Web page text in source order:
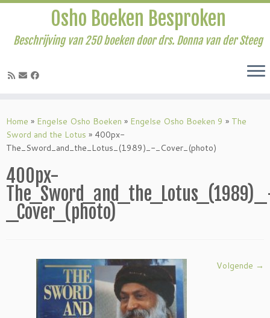
naar
inhoud
Osho Boeken Besproken
Beschrijving van 250 boeken door drs. Donna van der Steeg
Home » Engelse Osho Boeken » Engelse Osho Boeken 9 » The
Sword and the Lotus » 400px-
The_Sword_and_the_Lotus_(1989)_-_Cover_(photo)
400px-
_Cover_(photo)
Volgende →